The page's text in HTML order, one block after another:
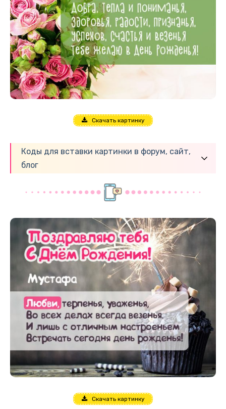
Скачать картинку
Коды для вставки картинки в форум, сайт,
блог
Скачать картинку